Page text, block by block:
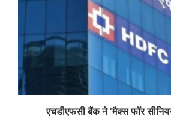
एचडीएफसी बैंक ने ‘मैक्स फॉर